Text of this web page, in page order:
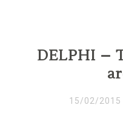
DELPHI –
15/02/2015